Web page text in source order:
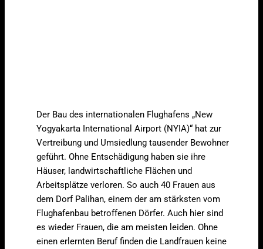
Der Bau des internationalen Flughafens „New
Yogyakarta International Airport (NYIA)“ hat zur
Vertreibung und Umsiedlung tausender Bewohner
geführt. Ohne Entschädigung haben sie ihre
Häuser, landwirtschaftliche Flächen und
Arbeitsplätze verloren. So auch 40 Frauen aus
dem Dorf Palihan, einem der am stärksten vom
Flughafenbau betroffenen Dörfer. Auch hier sind
es wieder Frauen, die am meisten leiden. Ohne
einen erlernten Beruf finden die Landfrauen keine